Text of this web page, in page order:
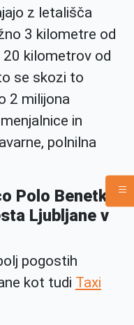
z letališča
3 kilometre od
kilometrov od
se skozi to
2 milijona
in
polnilna
Polo Benetke
Ljubljane v
pogostih
kot tudi Taxi